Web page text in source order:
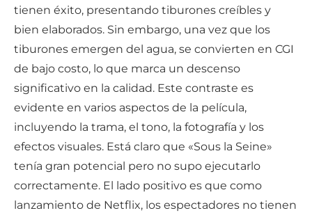
tienen éxito, presentando tiburones creíbles y
bien elaborados. Sin embargo, una vez que los
tiburones emergen del agua, se convierten en CGI
de bajo costo, lo que marca un descenso
significativo en la calidad. Este contraste es
evidente en varios aspectos de la película,
incluyendo la trama, el tono, la fotografía y los
efectos visuales. Está claro que «Sous la Seine»
tenía gran potencial pero no supo ejecutarlo
correctamente. El lado positivo es que como
lanzamiento de Netflix, los espectadores no tienen